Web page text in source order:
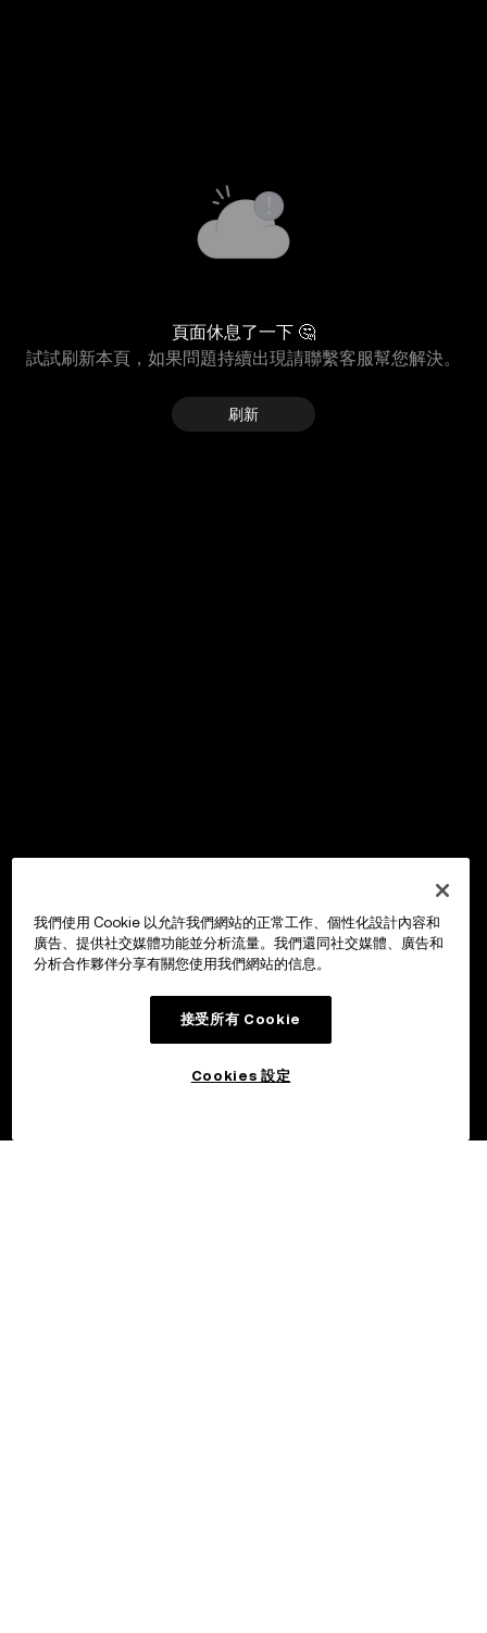
頁面休息了一下 🤔
試試刷新本頁，如果問題持續出現請聯繫客服幫您解決。
刷新
我們使用 Cookie 以允許我們網站的正常工作、個性化設計內容和
廣告、提供社交媒體功能並分析流量。我們還同社交媒體、廣告和
分析合作夥伴分享有關您使用我們網站的信息。
接受所有 Cookie
Cookies 設定